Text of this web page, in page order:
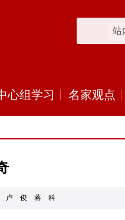
心组学习 名家观点
娟 卢 俊 蒋 科